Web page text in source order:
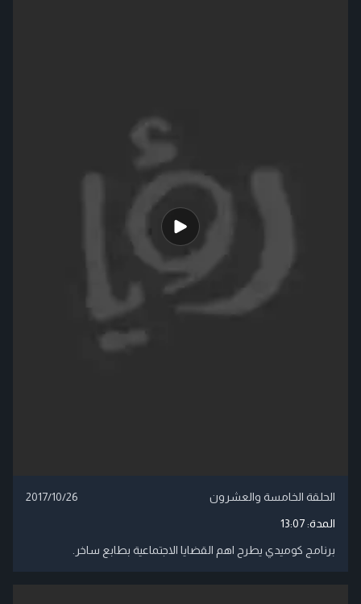
الحلقة الخامسة والعشرون 2017/10/26
المدة:13:07
برنامج كوميدي يطرح اهم القضايا الاجتماعية بطابع ساخر.